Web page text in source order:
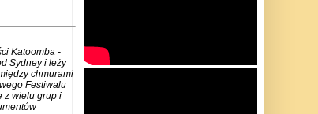
Katoomba -
Sydney i leży
chmurami
Festiwalu
z wielu grup i